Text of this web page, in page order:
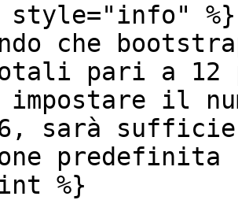
style="info" %}
che
pari a 12
impostare il
sarà
predefinita
%}